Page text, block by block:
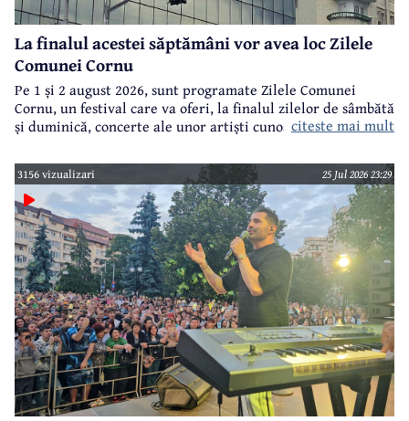
La finalul acestei săptămâni vor avea loc Zilele
Comunei Cornu
Pe 1 și 2 august 2026, sunt programate Zilele Comunei
Cornu, un festival care va oferi, la finalul zilelor de sâmbătă
și duminică, concerte ale unor artiști cunoscuți.citeste mai mult
3156 vizualizari 25 Jul 2026 23:29